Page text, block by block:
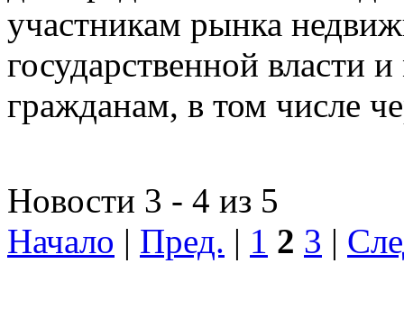
участникам рынка
государственной власти
гражданам, в том числе
Новости 3 - 4 из 5
Начало | Пред. | 1 2 3 |